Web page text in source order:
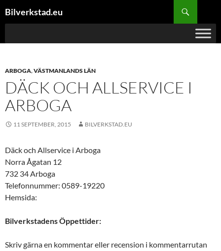
tillBilverkstad.eu
ARBOGA,VÄSTMANLANDS LÄN
DÄCK OCH ALLSERVICE I
ARBOGA
11 SEPTEMBER, 2015 BILVERKSTAD.EU
Däck och Allservice i Arboga
Norra Ågatan 12
732 34 Arboga
Telefonnummer: 0589-19220
Hemsida:
Bilverkstadens Öppettider:
Skriv gärna en kommentar eller recension i kommentarrutan